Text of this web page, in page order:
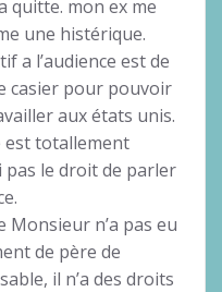
quitte. mon ex me
une histérique.
a l’audience est de
casier pour pouvoir
aux états unis.
est totallement
pas le droit de parler
Monsieur n’a pas eu
de père de
il n’a des droits